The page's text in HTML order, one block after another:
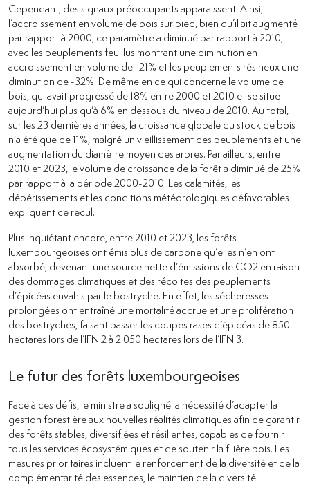
Cependant, des signaux préoccupants apparaissent. Ainsi,
l’accroissement en volume de bois sur pied, bien qu’il ait augmenté
par rapport à 2000, ce paramètre a diminué par rapport à 2010,
avec les peuplements feuillus montrant une diminution en
accroissement en volume de -21% et les peuplements résineux une
diminution de -32%. De même en ce qui concerne le volume de
bois, qui avait progressé de 18% entre 2000 et 2010 et se situe
aujourd’hui plus qu’à 6% en dessous du niveau de 2010. Au total,
sur les 23 dernières années, la croissance globale du stock de bois
n’a été que de 11%, malgré un vieillissement des peuplements et une
augmentation du diamètre moyen des arbres. Par ailleurs, entre
2010 et 2023, le volume de croissance de la forêt a diminué de 25%
par rapport à la période 2000-2010. Les calamités, les
dépérissements et les conditions météorologiques défavorables
expliquent ce recul.
Plus inquiétant encore, entre 2010 et 2023, les forêts
luxembourgeoises ont émis plus de carbone qu’elles n’en ont
absorbé, devenant une source nette d’émissions de CO2 en raison
des dommages climatiques et des récoltes des peuplements
d’épicéas envahis par le bostryche. En effet, les sécheresses
prolongées ont entraîné une mortalité accrue et une prolifération
des bostryches, faisant passer les coupes rases d’épicéas de 850
hectares lors de l’IFN 2 à 2.050 hectares lors de l’IFN 3.
Le futur des forêts luxembourgeoises
Face à ces défis, le ministre a souligné la nécessité d’adapter la
gestion forestière aux nouvelles réalités climatiques afin de garantir
des forêts stables, diversifiées et résilientes, capables de fournir
tous les services écosystémiques et de soutenir la filière bois. Les
mesures prioritaires incluent le renforcement de la diversité et de la
complémentarité des essences, le maintien de la diversité